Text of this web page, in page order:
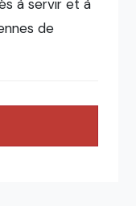
à servir et à
de